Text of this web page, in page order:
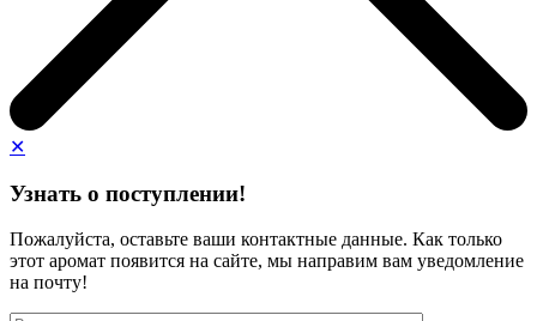
✕
Узнать о поступлении!
Пожалуйста, оставьте ваши контактные данные. Как только
этот аромат появится на сайте, мы направим вам уведомление
на почту!